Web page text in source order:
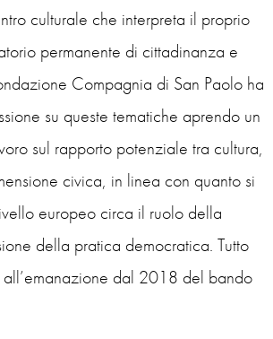
culturale che interpreta il proprio
permanente di cittadinanza e
Compagnia di San Paolo ha
su queste tematiche aprendo un
sul rapporto potenziale tra cultura,
civica, in linea con quanto si
europeo circa il ruolo della
della pratica democratica. Tutto
all’emanazione dal 2018 del bando